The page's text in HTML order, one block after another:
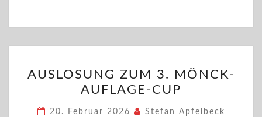
ZUM
3.
MÖNCK-
AUSLOSUNG ZUM 3. MÖNCK-
AUFLAGE-CUP
20. Februar 2026 Stefan Apfelbeck